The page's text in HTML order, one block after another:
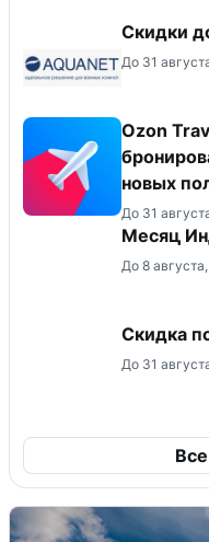
Скидки
До 31
Ozon
новых
До 31
Месяц
До 8
Скидка
До 31